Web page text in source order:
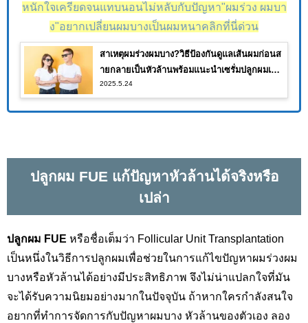
หนักใจเครียดจนแทบนอนไม่หลับกับปัญหา"ผมร่วง ผมบา
ง"อยากเปลี่ยนผมบางเป็นผมหนาคลิกที่นี่ด่วน
สาเหตุผมร่วงผมบาง?วิธีป้องกันดูแลเส้นผมก่อนส
ายกลายเป็นหัวล้านพร้อมแนะนำเซรั่มปลูกผมเห็น
ผลจนคุณต้องอึ้ง!!
2025.5.24
ปลูกผม FUE แก้ปัญหาหัวล้านได้จริงหรือ
เปล่า
ปลูกผม FUE หรือชื่อเต็มว่า Follicular Unit Transplantation
เป็นหนึ่งในวิธีการปลูกผมเพื่อช่วยในการแก้ไขปัญหาผมร่วงผม
บางหรือหัวล้านได้อย่างมีประสิทธิภาพ จึงไม่น่าแปลกใจที่มัน
จะได้รับความนิยมอย่างมากในปัจจุบัน ถ้าหากใครกำลังสนใจ
อยากที่ทำการจัดการกับปัญหาผมบาง หัวล้านของตัวเอง ลอง